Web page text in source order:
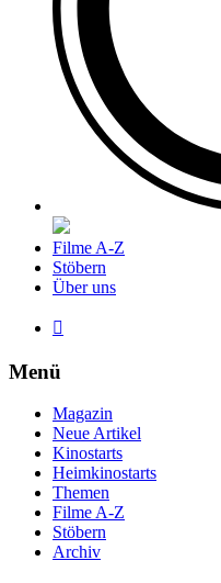
Filme A-Z
Stöbern
Über uns

Menü
Magazin
Neue Artikel
Kinostarts
Heimkinostarts
Themen
Filme A-Z
Stöbern
Archiv